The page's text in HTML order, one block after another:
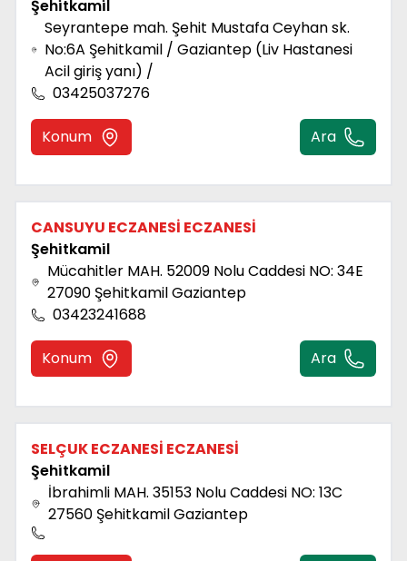
Şehi̇tkami̇l
Seyrantepe mah. Şehit Mustafa Ceyhan sk.
No:6A Şehitkamil / Gaziantep (Liv Hastanesi
Acil giriş yanı) /
03425037276
Konum Ara
CANSUYU ECZANESİ ECZANESİ
Şehi̇tkami̇l
Mücahitler MAH. 52009 Nolu Caddesi NO: 34E
27090 Şehitkamil Gaziantep
03423241688
Konum Ara
SELÇUK ECZANESİ ECZANESİ
Şehi̇tkami̇l
İbrahimli MAH. 35153 Nolu Caddesi NO: 13C
27560 Şehitkamil Gaziantep